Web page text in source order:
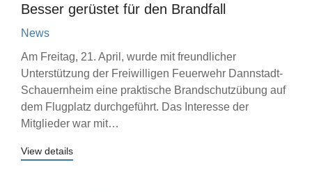
Besser gerüstet für den Brandfall
News
Am Freitag, 21. April, wurde mit freundlicher
Unterstützung der Freiwilligen Feuerwehr Dannstadt-
Schauernheim eine praktische Brandschutzübung auf
dem Flugplatz durchgeführt. Das Interesse der
Mitglieder war mit…
View details